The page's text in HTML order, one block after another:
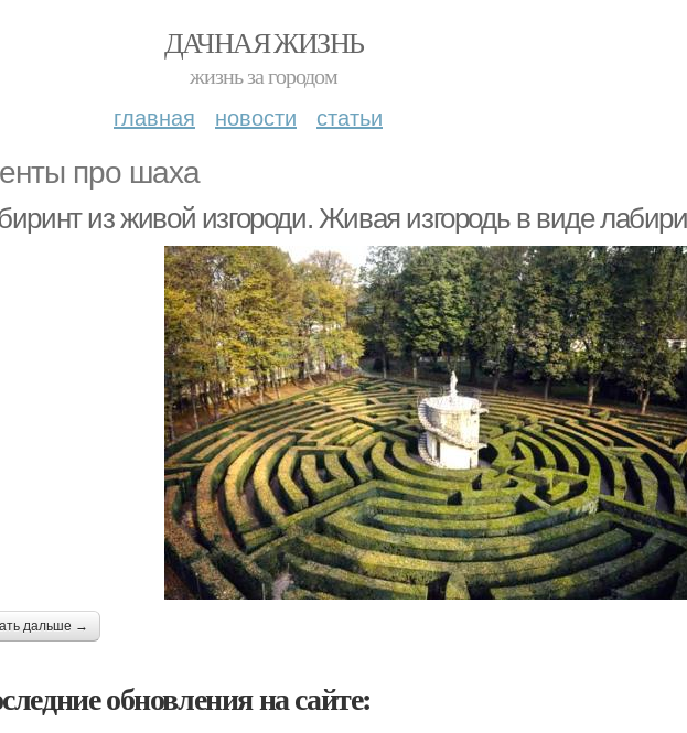
ДАЧНАЯ ЖИЗНЬ
жизнь за городом
главная новости статьи
про шаха
из живой изгороди. Живая изгородь в виде
дальше →
обновления на сайте: